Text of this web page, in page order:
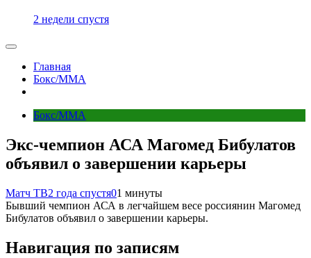
2 недели спустя
Главная
Бокс/MMA
Бокс/MMA
Экс‑чемпион АСА Магомед Бибулатов
объявил о завершении карьеры
Матч ТВ2 года спустя01 минуты
Бывший чемпион АСА в легчайшем весе россиянин Магомед
Бибулатов объявил о завершении карьеры.
Навигация по записям